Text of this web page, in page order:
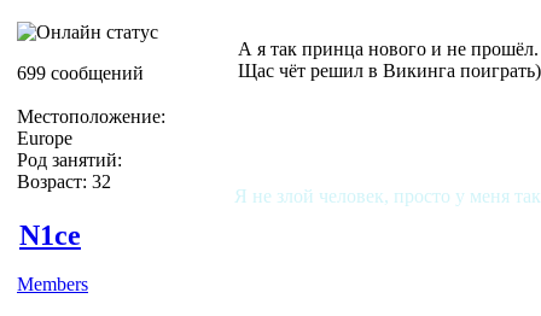
699 сообщений
Местоположение:
Europe
Род занятий:
Возраст: 32
А я так принца нового и не прошёл.
Щас чёт решил в Викинга поиграть)
Я не злой человек, просто у меня
N1ce
Members